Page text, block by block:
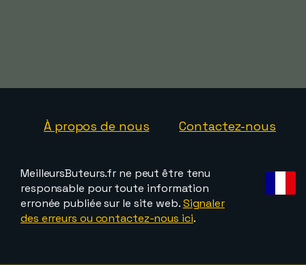
À propos de nous Contactez-nous
MeilleursButeurs.fr ne peut être tenu
responsable pour toute information
erronée publiée sur le site web.Signaler
des erreurs ou contactez-nous ici.